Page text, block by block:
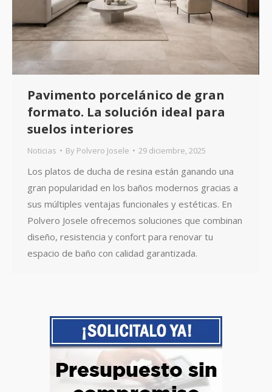
Pavimento porcelánico de gran
formato. La solución ideal para
suelos interiores
Noticias By Polvero Josele 29 diciembre, 2025
Los platos de ducha de resina están ganando una
gran popularidad en los baños modernos gracias a
sus múltiples ventajas funcionales y estéticas. En
Polvero Josele ofrecemos soluciones que combinan
diseño, resistencia y confort para renovar tu
espacio de baño con calidad garantizada.